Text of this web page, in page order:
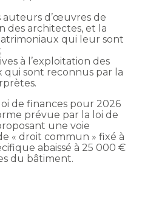
auteurs d’œuvres de
des architectes, et la
qui leur sont
à l’exploitation des
qui sont reconnus par la
de finances pour 2026
prévue par la loi de
une voie
« droit commun » fixé à
abaissé à 25 000 €
du bâtiment.